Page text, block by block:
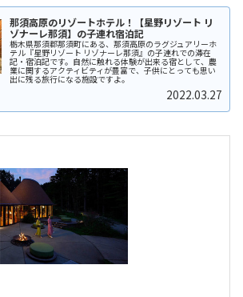
那須高原のリゾートホテル！【星野リゾート リ
ゾナーレ那須】の子連れ宿泊記
栃木県那須郡那須町にある、那須高原のラグジュアリーホ
テル『星野リゾート リゾナーレ那須』の子連れでの滞在
記・宿泊記です。自然に触れる体験が出来る宿として、農
業に関するアクティビティが豊富で、子供にとっても思い
出に残る旅行になる施設ですよ。
2022.03.27